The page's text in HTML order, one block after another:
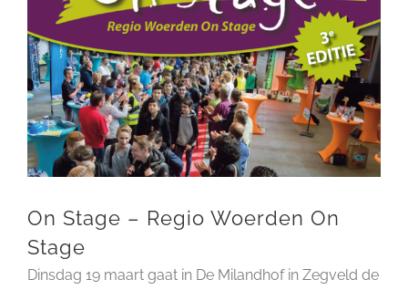
On Stage – Regio Woerden On
Stage
Dinsdag 19 maart gaat in De Milandhof in Zegveld de